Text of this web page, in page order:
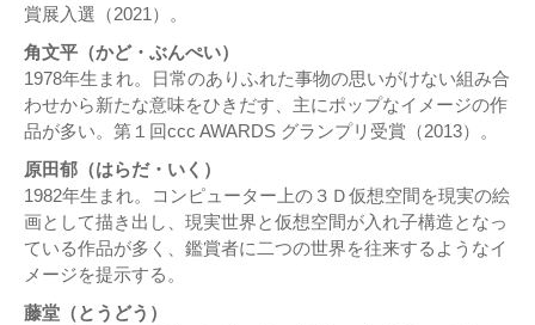
賞展入選（2021）。
角文平（かど・ぶんぺい）
1978年生まれ。日常のありふれた事物の思いがけない組み合
わせから新たな意味をひきだす、主にポップなイメージの作
品が多い。第１回ccc AWARDS グランプリ受賞（2013）。
原田郁（はらだ・いく）
1982年生まれ。コンピューター上の３Ｄ仮想空間を現実の絵
画として描き出し、現実世界と仮想空間が⼊れ⼦構造となっ
ている作品が多く、鑑賞者に⼆つの世界を往来するようなイ
メージを提示する。
藤堂（とうどう）